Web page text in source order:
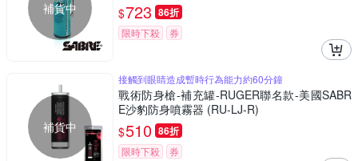
補貨中
$723 86折
限時下殺 券
補貨中
接觸到眼睛造成暫時行為能力約60分鐘
戰術防身槍-補充罐-RUGER聯名款-美國SABR
E沙豹防身噴霧器 (RU-LJ-R)
$510 86折
限時下殺 券